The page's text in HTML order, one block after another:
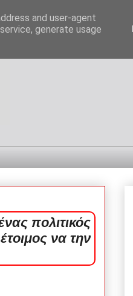
πολιτικός
να την
and user-agent
generate usage